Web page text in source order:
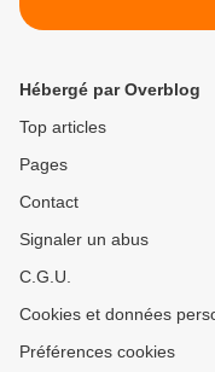
Hébergé par Overblog
Top articles
Pages
Contact
Signaler un abus
C.G.U.
Cookies et données
Préférences cookies